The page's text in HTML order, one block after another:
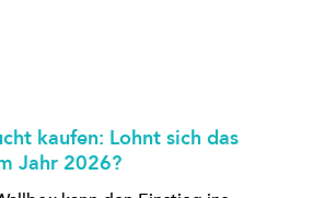
kaufen: Lohnt sich das
Jahr 2026?